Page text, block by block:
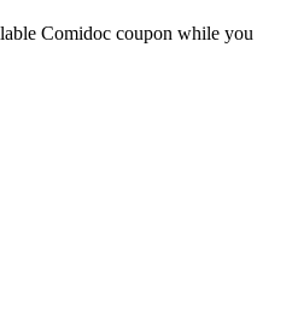
Comidoc coupon while you